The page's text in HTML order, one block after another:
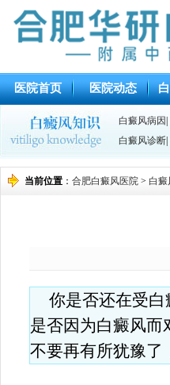
医院首页 医院动态
白癜风病因
白癜风诊断
当前位置 ： 合肥白癜风医院 > 白癜
你是否还在受白
是否因为白癜风而
不要再有所犹豫了